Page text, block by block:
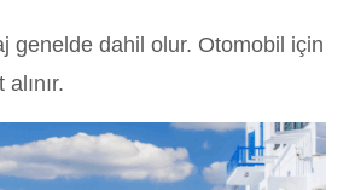
genelde dahil olur. Otomobil için